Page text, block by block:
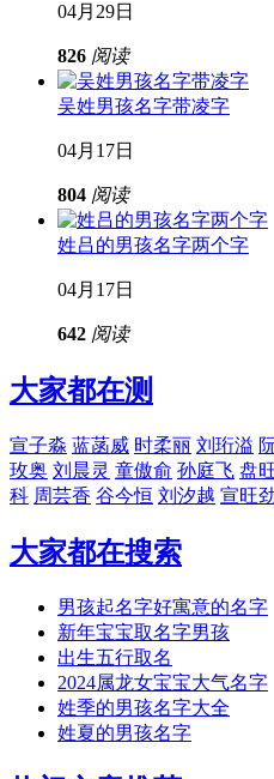
04月29日
826 阅读
吴姓男孩名字带凌字
04月17日
804 阅读
姓吕的男孩名字两个字
04月17日
642 阅读
大家都在测
宣子淼 蓝菡威 时柔丽 刘珩溢
玫奥 刘晨灵 童傲俞 孙庭飞 盘
科 周芸香 谷今恒 刘汐越 宣旺
大家都在搜索
男孩起名字好寓意的名字
新年宝宝取名字男孩
出生五行取名
2024属龙女宝宝大气名字
姓季的男孩名字大全
姓夏的男孩名字